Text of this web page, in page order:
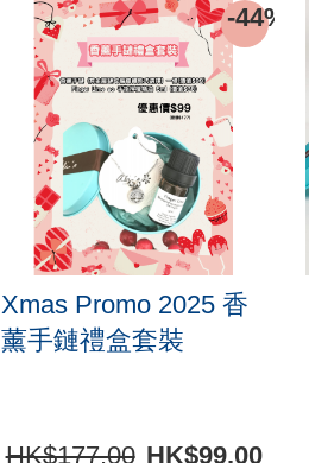
-44%
Xmas Promo 2025 香
薰手鏈禮盒套裝
HK$177.00 HK$99.00